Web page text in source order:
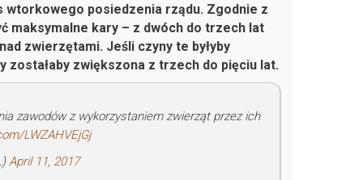
posiedzenia rządu. Zgodnie z
maksymalne kary – z dwóch do trzech lat
zwierzętami. Jeśli czyny te byłyby
zwiększona z trzech do pięciu lat.
zawodów z wykorzystaniem zwierząt przez ich
LWZAHVEjGj
April 11, 2017